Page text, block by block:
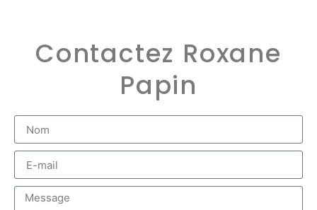
Contactez Roxane
Papin